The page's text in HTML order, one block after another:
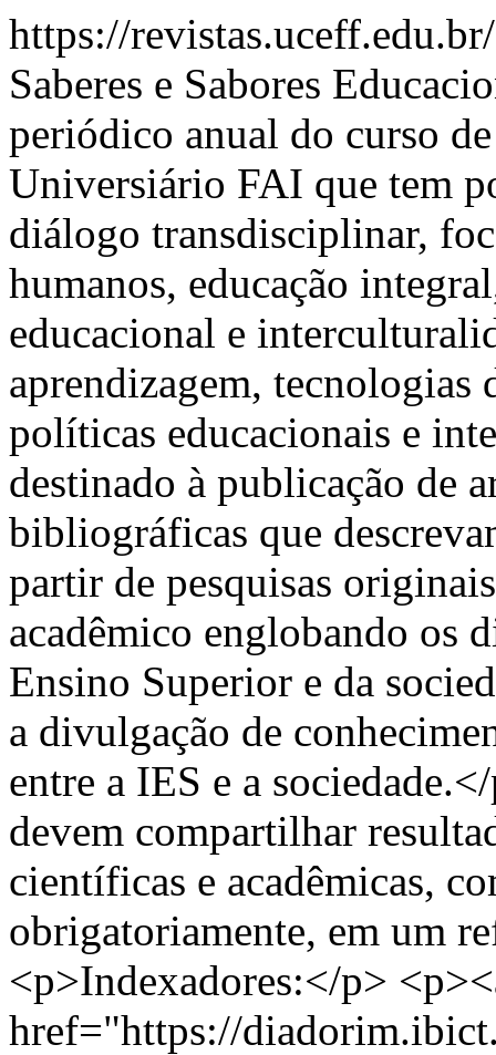
https://
Saberes e Sabores
periódico anual do curso
Universiário FAI que tem
diálogo transdisciplinar,
humanos, educação
educacional e
aprendizagem, tecnologias
políticas educacionais e
destinado à publicação de
bibliográficas que
partir de pesquisas
acadêmico englobando os
Ensino Superior e da
a divulgação de
entre a IES e a
devem compartilhar
científicas e acadêmicas,
obrigatoriamente, em um
<p>Indexadores:</p>
href="https://